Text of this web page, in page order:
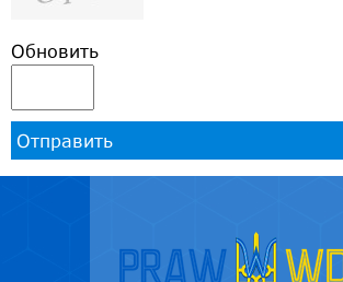
Обновить
Отправить